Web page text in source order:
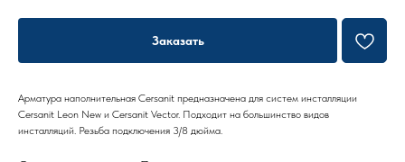
Заказать
Арматура наполнительная Cersanit предназначена для систем инсталляции
Cersanit Leon New и Cersanit Vector. Подходит на большинство видов
инсталляций. Резьба подключения 3/8 дюйма.